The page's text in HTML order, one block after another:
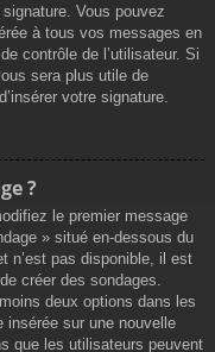
Vous pouvez
à tous vos messages en
contrôle de l’utilisateur. Si
sera plus utile de
votre signature.
?
le premier message
» situé en-dessous du
n’est pas disponible, il est
créer des sondages.
deux options dans les
insérée sur une nouvelle
que les utilisateurs peuvent